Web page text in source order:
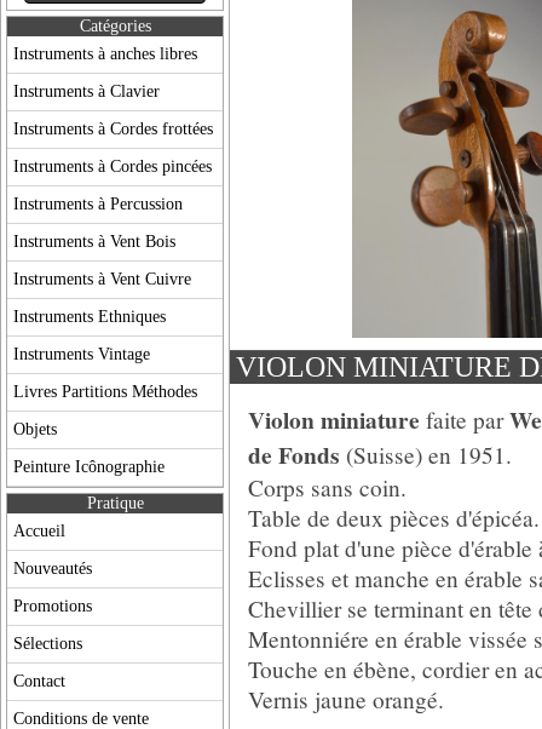
Catégories
Instruments à anches libres
Instruments à Clavier
Instruments à Cordes frottées
Instruments à Cordes pincées
Instruments à Percussion
Instruments à Vent Bois
Instruments à Vent Cuivre
Instruments Ethniques
Instruments Vintage
Livres Partitions Méthodes
Objets
Peinture Icônographie
Pratique
Accueil
Nouveautés
Promotions
Sélections
Contact
Conditions de vente
VIOLON MINIATURE
Violon miniature faite par
de Fonds (Suisse) en 1951.
Corps sans coin.
Table de deux pièces d'épicéa.
Fond plat d'une pièce d'érable
Eclisses et manche en érable
Chevillier se terminant en tête
Mentonniére en érable vissée
Touche en ébène, cordier en
Vernis jaune orangé.